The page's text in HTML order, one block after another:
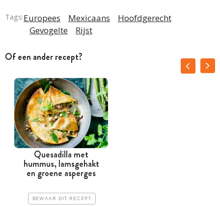
Tags:Europees Mexicaans
Hoofdgerecht
Gevogelte
Rijst
Of een ander recept?
Quesadilla met
hummus, lamsgehakt
en groene asperges
BEWAAR DIT RECEPT